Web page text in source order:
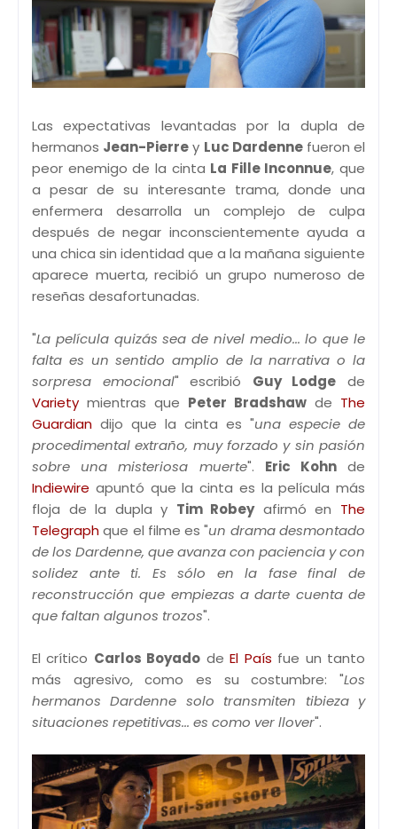
Las expectativas levantadas por la dupla de
hermanos Jean-Pierrey Luc Dardennefueron el
peor enemigo de la cinta La Fille Inconnue, que
a pesar de su interesante trama, donde una
enfermera desarrolla un complejo de culpa
después de negar inconscientemente ayuda a
una chica sin identidad que a la mañana siguiente
aparece muerta, recibió un grupo numeroso de
reseñas desafortunadas.
"La película quizás sea de nivel medio... lo que le
falta es un sentido amplio de la narrativa o la
sorpresa emocional" escribió Guy Lodge de
Variety mientras que Peter Bradshaw de The
Guardian dijo que la cinta es "una especie de
procedimental extraño, muy forzado y sin pasión
sobre una misteriosa muerte". Eric Kohnde
Indiewire apuntó que la cinta es la película más
floja de la dupla y Tim Robeyafirmó en The
Telegraphque el filme es "un drama desmontado
de los Dardenne, que avanza con paciencia y con
solidez ante ti. Es sólo en la fase final de
reconstrucción que empiezas a darte cuenta de
que faltan algunos trozos".
El crítico Carlos Boyado deEl País fue un tanto
más agresivo, como es su costumbre: "Los
hermanos Dardenne solo transmiten tibieza y
situaciones repetitivas... es como ver llover".